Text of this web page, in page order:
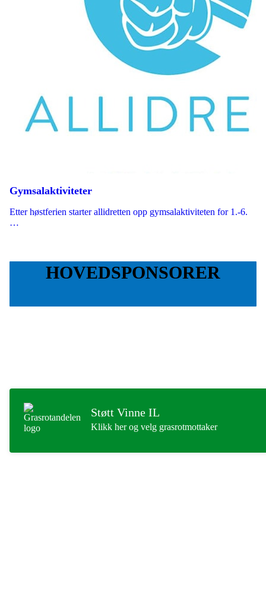
Gymsalaktiviteter
Etter høstferien starter allidretten opp gymsalaktiviteten for 1.-6.
…
HOVEDSPONSORER
Støtt Vinne IL
Klikk her og velg grasrotmottaker